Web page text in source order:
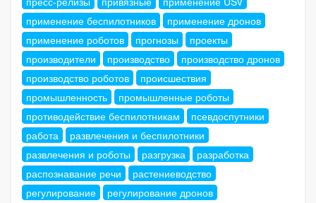
применение беспилотников
применение дронов
применение роботов
прогнозы
проекты
производители
производство
производство дронов
производство роботов
происшествия
промышленность
промышленные роботы
противодействие беспилотникам
псевдоспутники
работа
развлечения и беспилотники
развлечения и роботы
разгрузка
разработка
распознавание речи
растениеводство
регулирование
регулирование дронов